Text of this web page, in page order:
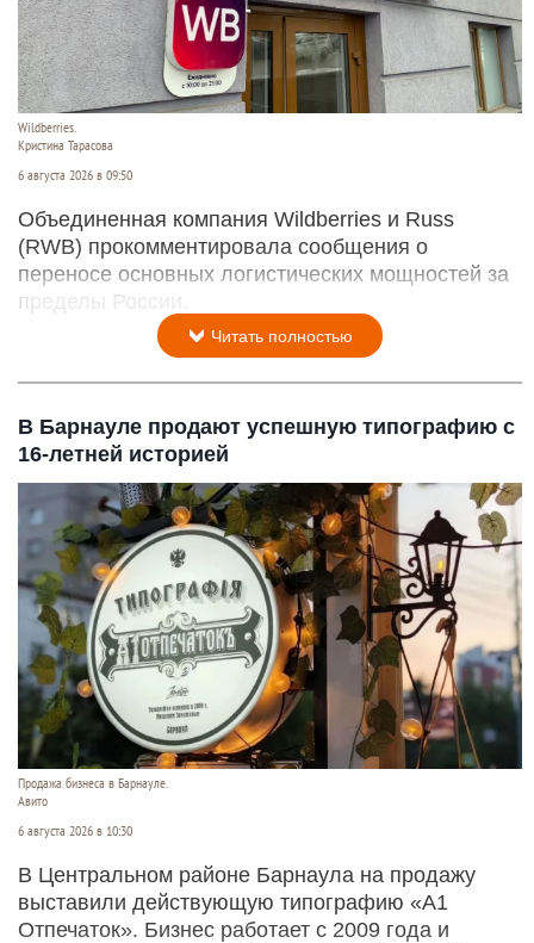
Wildberries.
Кристина Тарасова
6 августа 2026 в 09:50
Объединенная компания Wildberries и Russ
(RWB) прокомментировала сообщения о
переносе основных логистических мощностей за
пределы России.
Читать полностью
В Барнауле продают успешную типографию с
16-летней историей
Продажа бизнеса в Барнауле.
Авито
6 августа 2026 в 10:30
В Центральном районе Барнаула на продажу
выставили действующую типографию «А1
Отпечаток». Бизнес работает с 2009 года и